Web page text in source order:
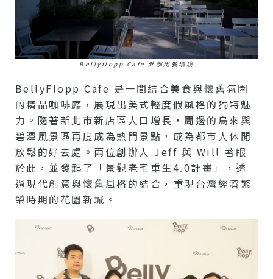
Bellyflopp Cafe 外部用餐環境
BellyFlopp Cafe 是一間結合美食與懷舊氛圍
的精品咖啡廳，展現出美式輕度假風格的獨特魅
力。隨著新北市新店區人口增長，周邊的烏來與
碧潭風景區再度成為熱門景點，成為都市人休閒
放鬆的好去處。兩位創辦人 Jeff 與 Will 著眼
於此，並發起了「景觀老宅重生4.0計畫」，透
過現代創意與懷舊風格的結合，重現台灣經濟繁
榮時期的花園新城。